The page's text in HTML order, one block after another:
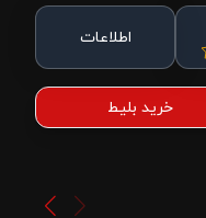
اطلاعات
خرید بلیط